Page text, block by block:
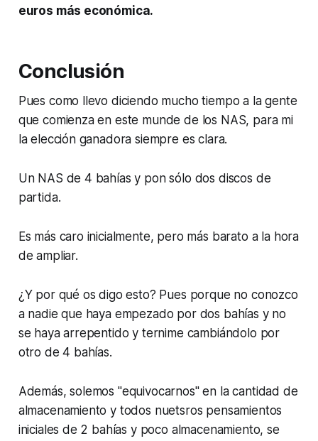
euros más económica.
Conclusión
Pues como llevo diciendo mucho tiempo a la gente
que comienza en este munde de los NAS, para mi
la elección ganadora siempre es clara.
Un NAS de 4 bahías y pon sólo dos discos de
partida.
Es más caro inicialmente, pero más barato a la hora
de ampliar.
¿Y por qué os digo esto? Pues porque no conozco
a nadie que haya empezado por dos bahías y no
se haya arrepentido y ternime cambiándolo por
otro de 4 bahías.
Además, solemos "equivocarnos" en la cantidad de
almacenamiento y todos nuetsros pensamientos
iniciales de 2 bahías y poco almacenamiento, se